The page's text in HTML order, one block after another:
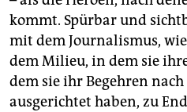
kommt. Spürbar und
mit dem Journalismus,
dem Milieu, in dem sie
dem sie ihr Begehren
ausgerichtet haben, zu